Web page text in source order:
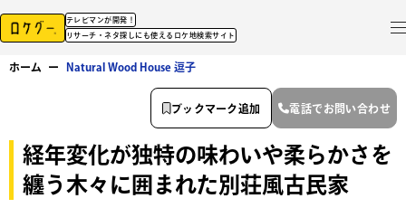
テレビマンが開発！
リサーチ・ネタ探しにも使えるロケ地検索サイト
ホーム ー Natural Wood House 逗子
経年変化が独特の味わいや柔らかさを
纏う木々に囲まれた別荘風古民家
ブックマーク追加 電話でお問い合わせ